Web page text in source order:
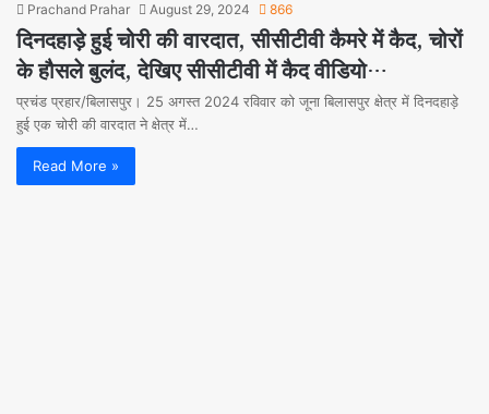
Prachand Prahar August 29, 2024 866
दिनदहाड़े हुई चोरी की वारदात, सीसीटीवी कैमरे में कैद, चोरों
के हौसले बुलंद, देखिए सीसीटीवी में कैद वीडियो…
प्रचंड प्रहार/बिलासपुर। 25 अगस्त 2024 रविवार को जूना बिलासपुर क्षेत्र में दिनदहाड़े
हुई एक चोरी की वारदात ने क्षेत्र में…
Read More »